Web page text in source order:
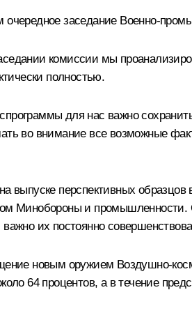
заседание Военно-
комиссии мы
полностью.
для нас важно
во внимание все возможные
выпуске перспективных
Минобороны и
их постоянно
новым оружием Воздушно-
64 процентов, а в течение